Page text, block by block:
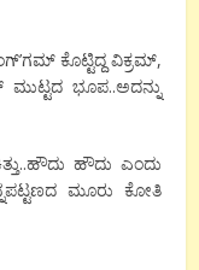
ಕೊಟ್ಟಿದ್ದ ವಿಕ್ರಮ್,
ಮುಟ್ಟದ ಭೂಪ..ಅದನ್ನು
ಹೌದು ಎಂದು
ಮೂರು ಕೋತಿ